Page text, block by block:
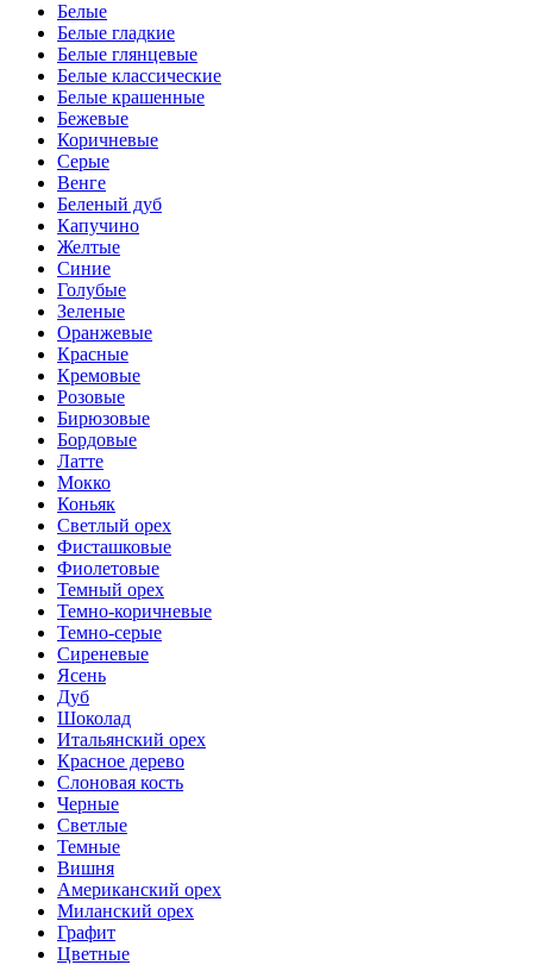
Белые
Белые гладкие
Белые глянцевые
Белые классические
Белые крашенные
Бежевые
Коричневые
Серые
Венге
Беленый дуб
Капучино
Желтые
Синие
Голубые
Зеленые
Оранжевые
Красные
Кремовые
Розовые
Бирюзовые
Бордовые
Латте
Мокко
Коньяк
Светлый орех
Фисташковые
Фиолетовые
Темный орех
Темно-коричневые
Темно-серые
Сиреневые
Ясень
Дуб
Шоколад
Итальянский орех
Красное дерево
Слоновая кость
Черные
Светлые
Темные
Вишня
Американский орех
Миланский орех
Графит
Цветные